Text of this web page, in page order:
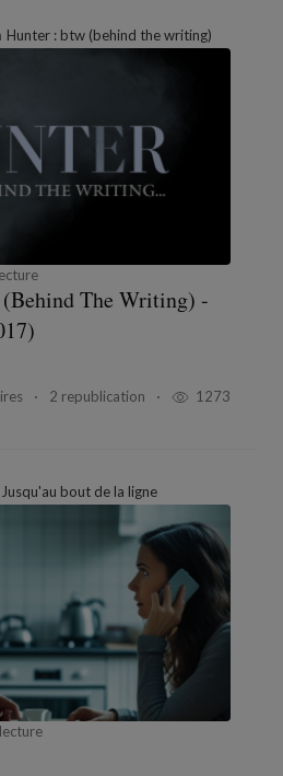
Hunter : btw (behind the writing)
The Writing) -
2 republication 1273
Jusqu'au bout de la ligne